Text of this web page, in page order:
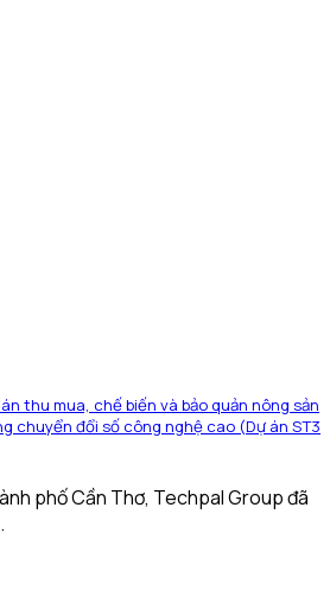
thu mua, chế biến và bảo quản nông sản
chuyển đổi số công nghệ cao (Dự án ST3
phố Cần Thơ, Techpal Group đã